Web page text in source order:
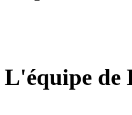
L'équipe de